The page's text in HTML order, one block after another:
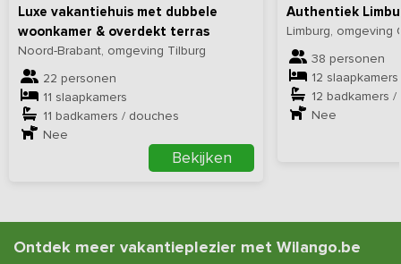
Luxe vakantiehuis met dubbele
woonkamer & overdekt terras
Noord-Brabant, omgeving Tilburg
22 personen
11 slaapkamers
11 badkamers / douches
Nee
Bekijken
Authentiek
Limburg, omgeving
38 personen
12 slaapkamers
12 badkamers
Nee
Ontdek meer vakantieplezier met Wilango.be